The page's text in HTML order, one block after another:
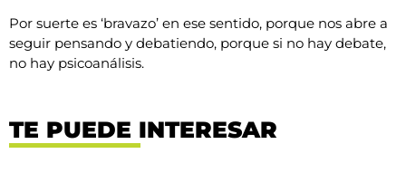
Por suerte es ‘bravazo’ en ese sentido, porque nos abre a
seguir pensando y debatiendo, porque si no hay debate,
no hay psicoanálisis.
TE PUEDE INTERESAR